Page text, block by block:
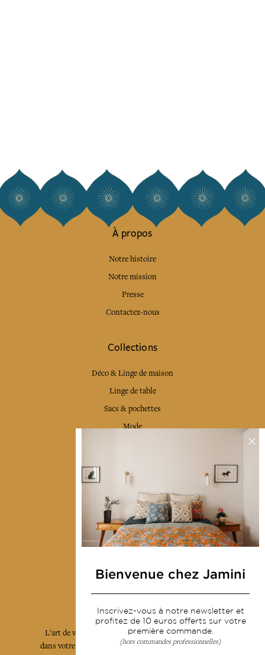
À propos
Notre histoire
Notre mission
Presse
Contactez-nous
Collections
Déco & Linge de maison
Linge de table
Sacs & pochettes
Mode
Livraison & retour
CGV
Devenir revendeur
Notre communauté
L'art de vivre JAMINI raconté avec poésie et élégance
dans votre boîte mail. Inscrivez vous à notre newsletter
Bienvenue chez Jamini
Inscrivez-vous à notre newsletter et
profitez de 10 euros offerts sur votre
première commande.
(hors commandes professionnelles)